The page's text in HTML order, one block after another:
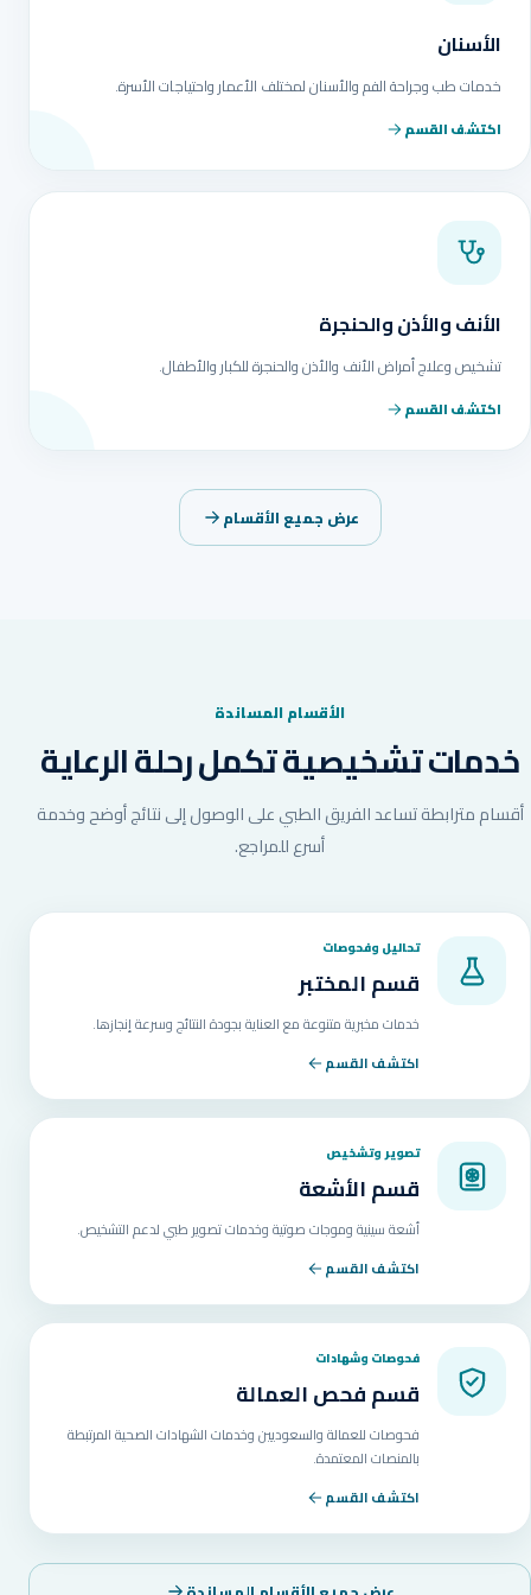
الأسنان
خدمات طب وجراحة الفم والأسنان لمختلف الأعمار واحتياجات الأسرة.
اكتشف القسم
الأنف والأذن والحنجرة
تشخيص وعلاج أمراض الأنف والأذن والحنجرة للكبار والأطفال.
اكتشف القسم
عرض جميع الأقسام
الأقسام المساندة
خدمات تشخيصية تكمل رحلة الرعاية
أقسام مترابطة تساعد الفريق الطبي على الوصول إلى نتائج أوضح وخدمة
أسرع للمراجع.
تحاليل وفحوصات
قسم المختبر
خدمات مخبرية متنوعة مع العناية بجودة النتائج وسرعة إنجازها.
اكتشف القسم
تصوير وتشخيص
قسم الأشعة
أشعة سينية وموجات صوتية وخدمات تصوير طبي لدعم التشخيص.
اكتشف القسم
فحوصات وشهادات
قسم فحص العمالة
فحوصات للعمالة والسعوديين وخدمات الشهادات الصحية المرتبطة
بالمنصات المعتمدة.
اكتشف القسم